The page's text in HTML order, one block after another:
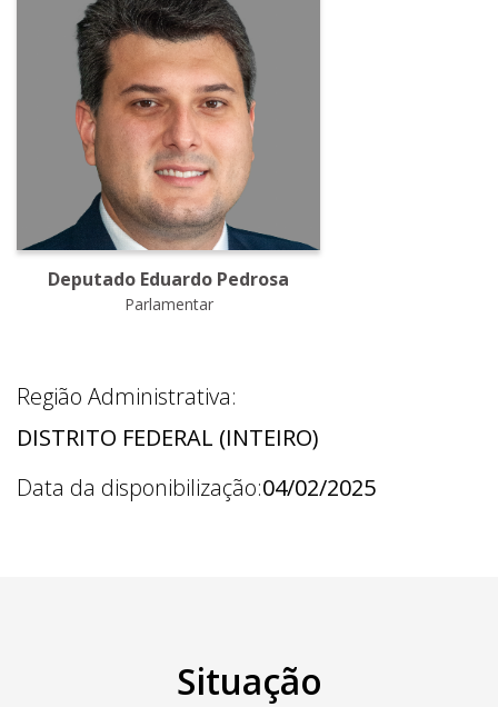
Deputado Eduardo Pedrosa
Parlamentar
Região Administrativa:
DISTRITO FEDERAL (INTEIRO)
Data da disponibilização:04/02/2025
Situação